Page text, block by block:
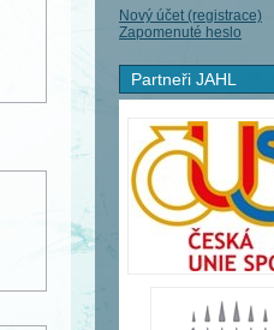
Nový účet (registrace)
Zapomenuté heslo
Partneři JAHL